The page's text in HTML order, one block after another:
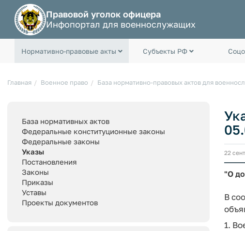
Правовой уголок офицера
Инфопортал для военнослужащих
Нормативно-правовые акты Субъекты РФ
Главная Военное право База нормативно-правовых актов для
База нормативных актов
Федеральные конституционные законы
Федеральные законы
Указы
Постановления
Законы
Приказы
Уставы
Проекты документов
22
"О
В
1.